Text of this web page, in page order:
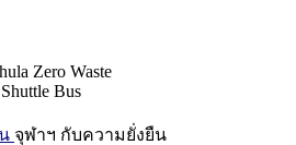
Zero Waste
Bus
จุฬาฯ กับความยั่งยืน